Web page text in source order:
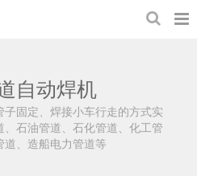
自动焊机
固定、焊接小车行走的方式实
石油管道、石化管道、化工管
道、造船电力管道等